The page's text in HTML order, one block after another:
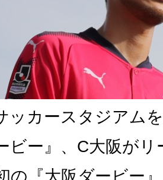
カースタジアム
ビー』、C大阪が
の『大阪ダービー